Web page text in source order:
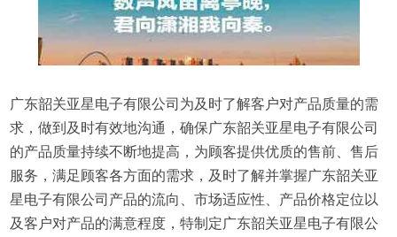
广东韶关亚星电子有限公司为及时了解客户对产品质量的需
求，做到及时有效地沟通，确保广东韶关亚星电子有限公司
的产品质量持续不断地提高，为顾客提供优质的售前、售后
服务，满足顾客各方面的需求，及时了解并掌握广东韶关亚
星电子有限公司产品的流向、市场适应性、产品价格定位以
及客户对产品的满意程度，特制定广东韶关亚星电子有限公